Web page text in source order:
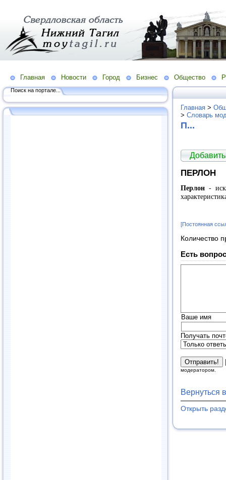
Главная Новости Город Бизнес Общество
Поиск на портале...
Главная >
> Словарь
П...
ПЕРЛОН
Перлон -
[Постоянная
Количество
Есть
Ваше имя
Получать
модератором.
Вернуться
Открыть